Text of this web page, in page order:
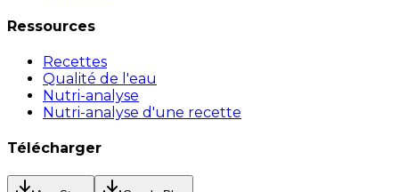
Ressources
Recettes
Qualité de l'eau
Nutri-analyse
Nutri-analyse d'une recette
Télécharger